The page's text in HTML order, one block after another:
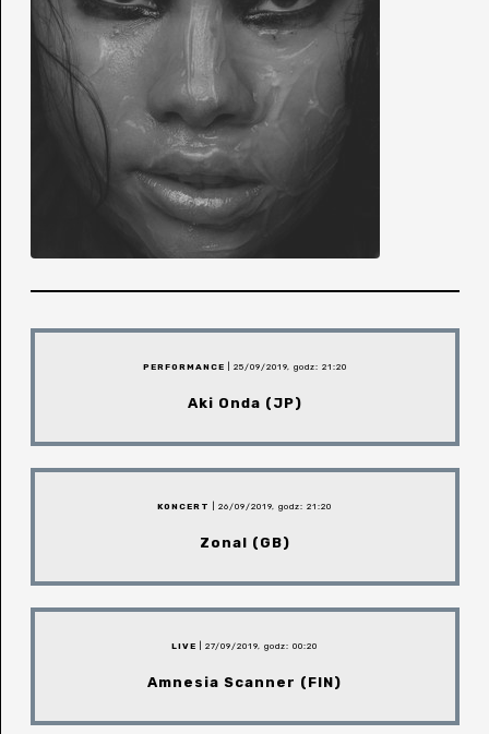
PERFORMANCE | 25/09/2019, godz: 21:20
Aki Onda (JP)
KONCERT | 26/09/2019, godz: 21:20
Zonal (GB)
LIVE | 27/09/2019, godz: 00:20
Amnesia Scanner (FIN)